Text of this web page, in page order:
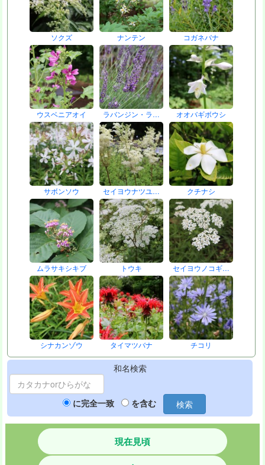
ソクズ ナンテン コガネバナ
ウスベニアオイ ラバンジン・ラ… オオバギボウシ
サボンソウ セイヨウナツユ… クチナシ
ムラサキシキブ トウキ セイヨウノコギ…
シナカンゾウ タイマツバナ チコリ
和名検索
に完全一致 を含む 検索
現在見頃